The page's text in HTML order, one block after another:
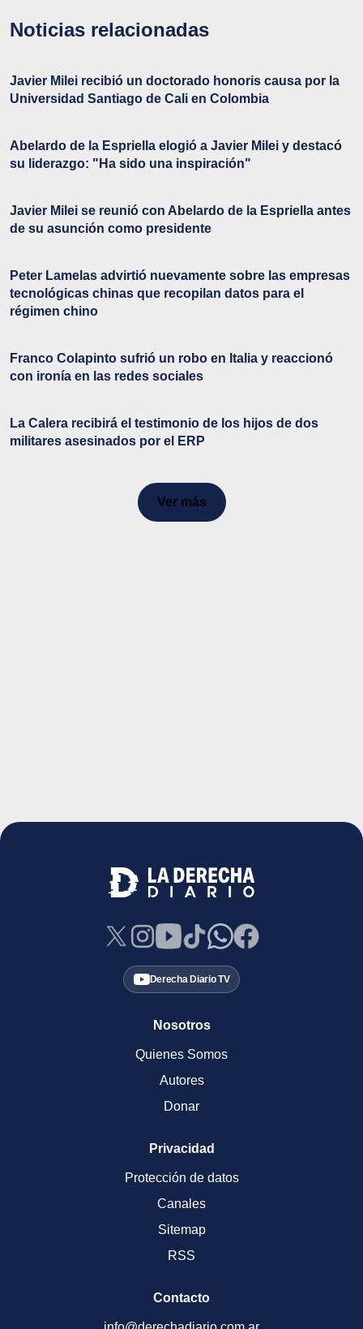
Noticias relacionadas
Javier Milei recibió un doctorado honoris causa por la
Universidad Santiago de Cali en Colombia
Abelardo de la Espriella elogió a Javier Milei y destacó
su liderazgo: "Ha sido una inspiración"
Javier Milei se reunió con Abelardo de la Espriella antes
de su asunción como presidente
Peter Lamelas advirtió nuevamente sobre las empresas
tecnológicas chinas que recopilan datos para el
régimen chino
Franco Colapinto sufrió un robo en Italia y reaccionó
con ironía en las redes sociales
La Calera recibirá el testimonio de los hijos de dos
militares asesinados por el ERP
Ver más
Derecha Diario TV
Nosotros
Quienes Somos
Autores
Donar
Privacidad
Protección de datos
Canales
Sitemap
RSS
Contacto